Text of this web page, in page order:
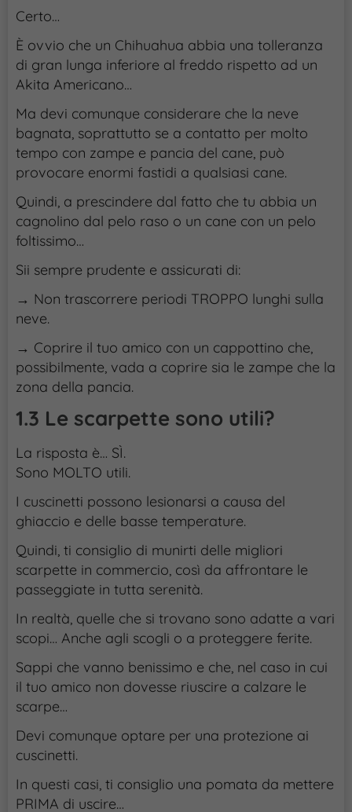
Certo…
È ovvio che un Chihuahua abbia una tolleranza
di gran lunga inferiore al freddo rispetto ad un
Akita Americano…
Ma devi comunque considerare che la neve
bagnata, soprattutto se a contatto per molto
tempo con zampe e pancia del cane, può
provocare enormi fastidi a qualsiasi cane.
Quindi, a prescindere dal fatto che tu abbia un
cagnolino dal pelo raso o un cane con un pelo
foltissimo…
Sii sempre prudente e assicurati di:
→ Non trascorrere periodi TROPPO lunghi sulla
neve.
→ Coprire il tuo amico con un cappottino che,
possibilmente, vada a coprire sia le zampe che la
zona della pancia.
1.3 Le scarpette sono utili?
La risposta è… SÌ.
Sono MOLTO utili.
I cuscinetti possono lesionarsi a causa del
ghiaccio e delle basse temperature.
Quindi, ti consiglio di munirti delle migliori
scarpette in commercio, così da affrontare le
passeggiate in tutta serenità.
In realtà, quelle che si trovano sono adatte a vari
scopi… Anche agli scogli o a proteggere ferite.
Sappi che vanno benissimo e che, nel caso in cui
il tuo amico non dovesse riuscire a calzare le
scarpe…
Devi comunque optare per una protezione ai
cuscinetti.
In questi casi, ti consiglio una pomata da mettere
PRIMA di uscire…